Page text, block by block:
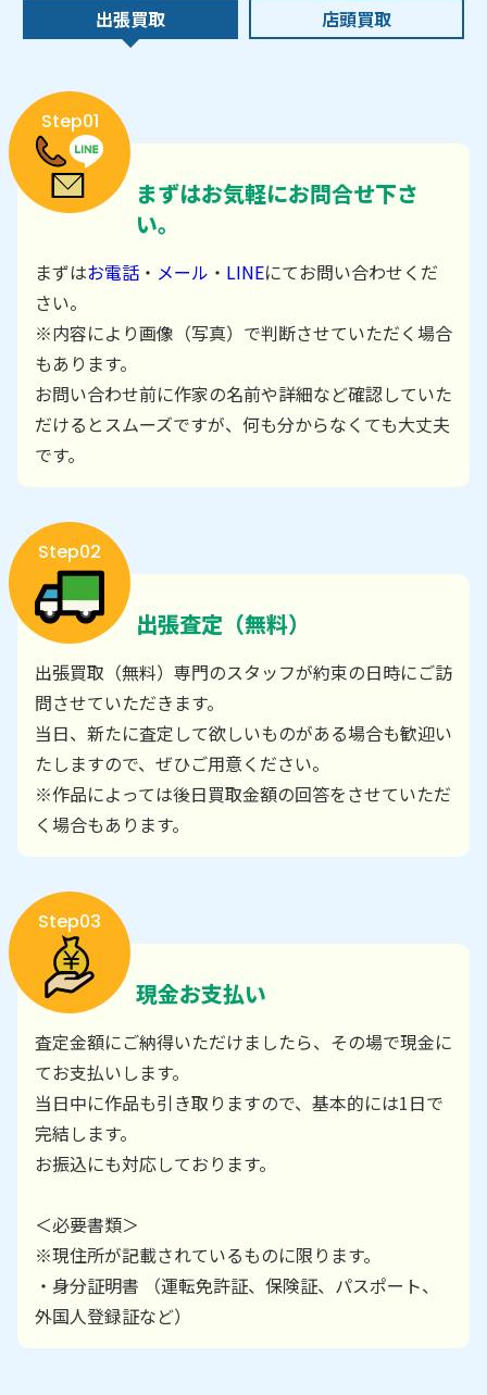
出張買取 店頭買取
Step01
まずはお気軽にお問合せ下さ
い。
まずはお電話 ・ メール ・ LINEにてお問い合わせくだ
さい。
※内容により画像（写真）で判断させていただく場合
もあります。
お問い合わせ前に作家の名前や詳細など確認していた
だけるとスムーズですが、何も分からなくても大丈夫
です。
Step02
出張査定（無料）
出張買取（無料）専門のスタッフが約束の日時にご訪
問させていただきます。
当日、新たに査定して欲しいものがある場合も歓迎い
たしますので、ぜひご用意ください。
※作品によっては後日買取金額の回答をさせていただ
く場合もあります。
Step03
現金お支払い
査定金額にご納得いただけましたら、その場で現金に
てお支払いします。
当日中に作品も引き取りますので、基本的には1日で
完結します。
お振込にも対応しております。
＜必要書類＞
※現住所が記載されているものに限ります。
・身分証明書 （運転免許証、保険証、パスポート、
外国人登録証など）